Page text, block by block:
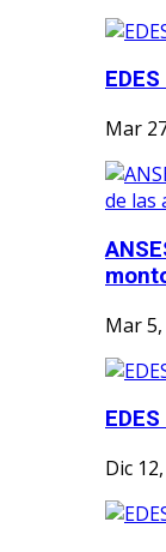
Mar
Mar
Dic